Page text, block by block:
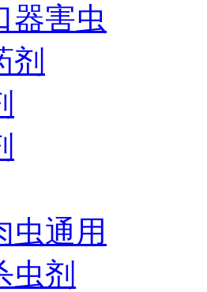
器害虫
剂
虫通用
虫剂